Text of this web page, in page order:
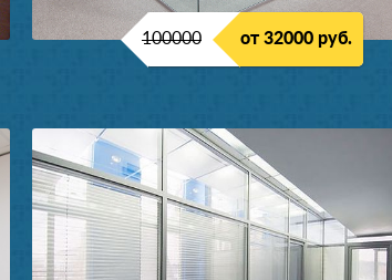
100000 от 32000 руб.